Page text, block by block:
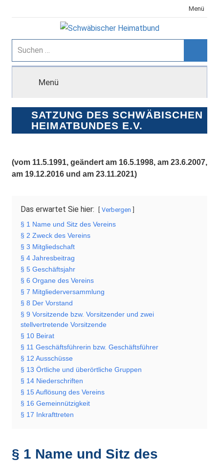
Inhalt
Menü
Schwäbischer
Heimatbund
Suchen
nach:
Menü
SATZUNG DES SCHWÄBISCHEN
HEIMATBUNDES E.V.
(vom 11.5.1991, geändert am 16.5.1998, am 23.6.2007,
am 19.12.2016 und am 23.11.2021)
Das erwartet Sie hier: Verbergen
§ 1 Name und Sitz des Vereins
§ 2 Zweck des Vereins
§ 3 Mitgliedschaft
§ 4 Jahresbeitrag
§ 5 Geschäftsjahr
§ 6 Organe des Vereins
§ 7 Mitgliederversammlung
§ 8 Der Vorstand
§ 9 Vorsitzende bzw. Vorsitzender und zwei
stellvertretende Vorsitzende
§ 10 Beirat
§ 11 Geschäftsführerin bzw. Geschäftsführer
§ 12 Ausschüsse
§ 13 Örtliche und überörtliche Gruppen
§ 14 Niederschriften
§ 15 Auflösung des Vereins
§ 16 Gemeinnützigkeit
§ 17 Inkrafttreten
§ 1 Name und Sitz des